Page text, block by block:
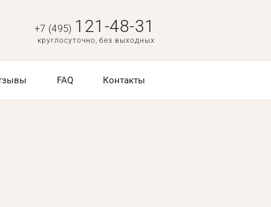
+7 (495) 121-48-31
круглосуточно, без выходных
FAQ Контакты